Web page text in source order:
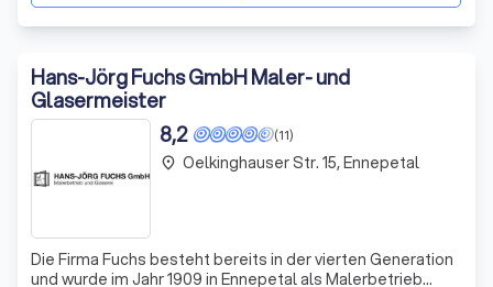
Hans-Jörg Fuchs GmbH Maler- und
Glasermeister
(11)
8,2
Die Firma Fuchs besteht bereits in der vierten Generation
und wurde im Jahr 1909 in Ennepetal als Malerbetrieb
place Oelkinghauser Str. 15, Ennepetal